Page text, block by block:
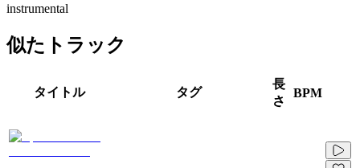
instrumental
似たトラック
タイトル タグ
長
さ
BPM